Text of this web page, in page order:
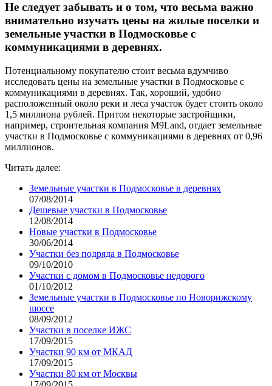
Не следует забывать и о том, что весьма важно
внимательно изучать цены на жилые поселки и
земельные участки в Подмосковье с
коммуникациями в деревнях.
Потенциальному покупателю стоит весьма вдумчиво
исследовать цены на земельные участки в Подмосковье с
коммуникациями в деревнях. Так, хороший, удобно
расположенный около реки и леса участок будет стоить около
1,5 миллиона рублей. Притом некоторые застройщики,
например, строительная компания M9Land, отдает земельные
участки в Подмосковье с коммуникациями в деревнях от 0,96
миллионов.
Читать далее:
Земельные участки в Подмосковье в деревнях
07/08/2014
Дешевые участки в Подмосковье
12/08/2014
Новые участки в Подмосковье
30/06/2014
Участки без подряда в Подмосковье
09/10/2010
Участки с домом в Подмосковье недорого
01/10/2012
Земельные участки в Подмосковье по Новорижскому
шоссе
08/09/2012
Участки в поселке ИЖС
17/09/2015
Участки 90 км от МКАД
17/09/2015
Участки 80 км от Москвы